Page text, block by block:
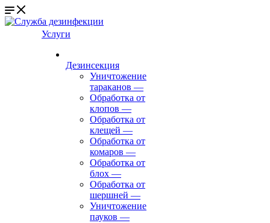
Услуги
Дезинсекция
Уничтожение
тараканов —
Обработка от
клопов —
Обработка от
клещей —
Обработка от
комаров —
Обработка от
блох —
Обработка от
шершней —
Уничтожение
пауков —